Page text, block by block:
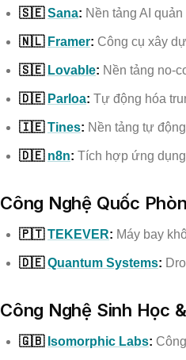
🇸🇪Sana: Nền tảng AI
🇳🇱 Framer: Công cụ xây
🇸🇪 Lovable: Nền tảng no-
🇩🇪 Parloa: Tự động hóa
🇮🇪Tines: Nền tảng tự
🇩🇪 n8n: Tích hợp ứng
Công Nghệ Quốc
🇵🇹TEKEVER: Máy bay
🇩🇪Quantum Systems:
Công Nghệ Sinh Học
🇬🇧 Isomorphic Labs: